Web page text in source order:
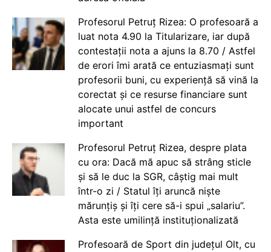
Profesorul Petruț Rizea: O profesoară a
luat nota 4.90 la Titularizare, iar după
contestații nota a ajuns la 8.70 / Astfel
de erori îmi arată ce entuziasmați sunt
profesorii buni, cu experiență să vină la
corectat și ce resurse financiare sunt
alocate unui astfel de concurs
important
Profesorul Petruț Rizea, despre plata
cu ora: Dacă mă apuc să strâng sticle
și să le duc la SGR, câștig mai mult
într-o zi / Statul îți aruncă niște
mărunțiș și îți cere să-i spui „salariu”.
Asta este umilință instituționalizată
Profesoară de Sport din județul Olt, cu